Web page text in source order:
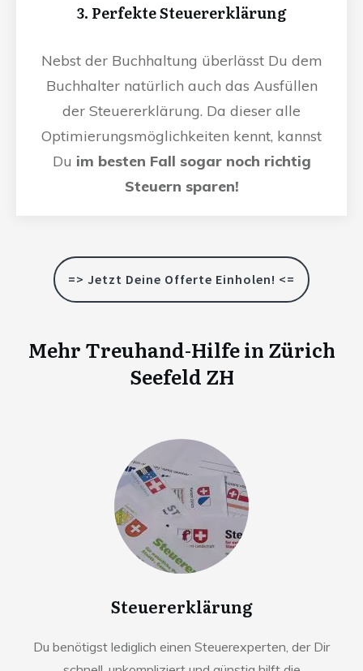
3. Perfekte Steuererklärung
Nebst der Buchhaltung überlässt Du dem
Buchhalter natürlich auch das Ausfüllen
der Steuererklärung. Da dieser alle
Optimierungsmöglichkeiten kennt, kannst
Du im besten Fall sogar noch richtig
Steuern sparen!
=> Jetzt Deine Offerte Einholen! <=
Mehr Treuhand-Hilfe in Zürich
Seefeld ZH
Steuererklärung
Du benötigst lediglich einen Steuerexperten, der Dir